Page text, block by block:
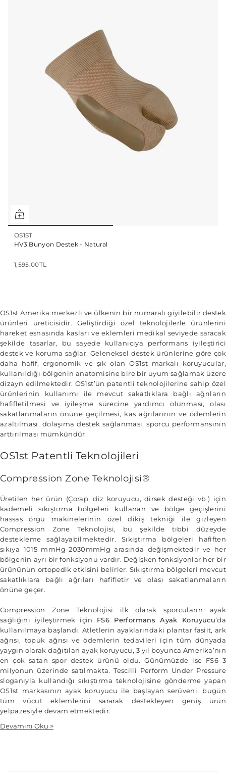
OS1ST
HV3 Bunyon Destek - Natural
1,595.00TL
OS1st Amerika merkezli ve ülkenin bir numaralı giyilebilir destek
ürünleri üreticisidir. Geliştirdiği özel teknolojilerle ürünlerini
hareket esnasında kasları ve eklemleri medikal seviyede saracak
şekilde tasarlar, bu sayede kullanıcıya performans iyileştirici
destek ve koruma sağlar. Geleneksel destek ürünlerine göre çok
daha hafif, ergonomik ve şık olan OS1st markalı koruyucular,
kullanıldığı bölgenin anatomisine bire bir uyum sağlamak üzere
dizayn edilmektedir. OS1st’ün patentli teknolojilerine sahip özel
ürünlerinin kullanımı ile mevcut sakatlıklara bağlı ağrıların
hafifletilmesi ve iyileşme sürecine yardımcı olunması, olası
sakatlanmaların önüne geçilmesi, kas ağrılarının ve ödemlerin
azaltılması, dolaşıma destek sağlanması, sporcu performansının
arttırılması mümkündür.
OS1st Patentli Teknolojileri
Compression Zone Teknolojisi®
Üretilen her ürün (Çorap, diz koruyucu, dirsek desteği vb.) için
kademeli sıkıştırma bölgeleri kullanan ve bölge geçişlerini
hassas örgü makinelerinin özel dikiş tekniği ile gizleyen
Compression Zone Teknolojisi, bu şekilde tıbbi düzeyde
destekleme sağlayabilmektedir. Sıkıştırma bölgeleri hafiften
sıkıya 1015 mmHg-2030mmHg arasında değişmektedir ve her
bölgenin ayrı bir fonksiyonu vardır. Değişken fonksiyonlar her bir
ürününün ortopedik etkisini belirler. Sıkıştırma bölgeleri mevcut
sakatlıklara bağlı ağrıları hafifletir ve olası sakatlanmaların
önüne geçer.
Compression Zone Teknolojisi ilk olarak sporcuların ayak
sağlığını iyileştirmek için FS6 Performans Ayak Koruyucu’da
kullanılmaya başlandı. Atletlerin ayaklarındaki plantar fasiit, ark
ağrısı, topuk ağrısı ve ödemlerin tedavileri için tüm dünyada
yaygın olarak dağıtılan ayak koruyucu, 3 yıl boyunca Amerika’nın
en çok satan spor destek ürünü oldu. Günümüzde ise FS6 3
milyonun üzerinde satılmakta. Tescilli Perform Under Pressure
sloganıyla kullandığı sıkıştırma teknolojisine gönderme yapan
OS1st markasının ayak koruyucu ile başlayan serüveni, bugün
tüm vücut eklemlerini sararak destekleyen geniş ürün
yelpazesiyle devam etmektedir.
Devamını Oku >